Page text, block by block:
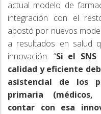
actual modelo de
integración con el
apostó por nuevos
a resultados en salud
innovación. “Si el
calidad y eficiente
asistencial de los
primaria (médicos,
contar con esa